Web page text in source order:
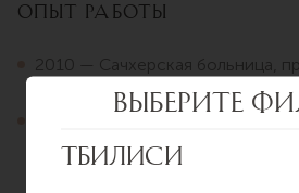
Опыт работы
2010 — Сачхерская больница,
приемном отделении.
исследовательский институт